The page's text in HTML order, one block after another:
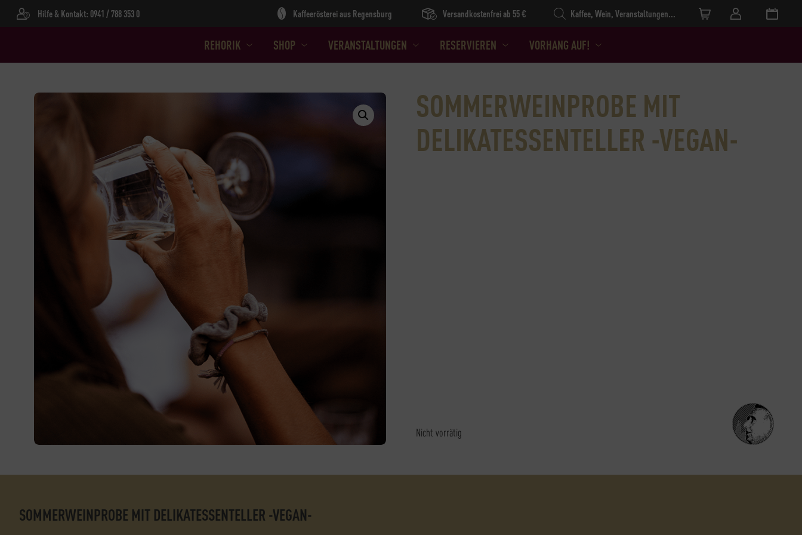
REHORIK SHOP VERANSTALTUNGEN RESERVIEREN VORHANG AUF!
Hilfe & Kontakt: 0941 / 788 353 0 Kaffeerösterei aus Regensburg Versandkostenfrei ab 55 €
Products search
SOMMERWEINPROBE MIT
DELIKATESSENTELLER -VEGAN-
Nicht vorrätig
SOMMERWEINPROBE MIT DELIKATESSENTELLER -VEGAN-